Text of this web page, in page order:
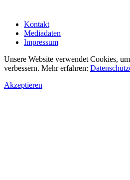
Kontakt
Mediadaten
Impressum
Unsere Website verwendet Cookies,
verbessern. Mehr erfahren:
Akzeptieren